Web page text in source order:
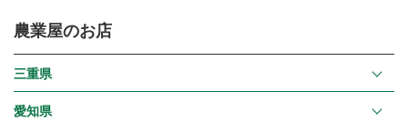
農業屋のお店
三重県
愛知県